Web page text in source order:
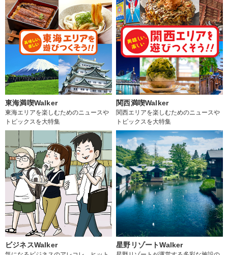
東海満喫Walker
東海エリアを楽しむためのニュースや
トピックスを大特集
関西満喫Walker
関西エリアを楽しむためのニュースや
トピックスを大特集
ビジネスWalker 星野リゾートWalker